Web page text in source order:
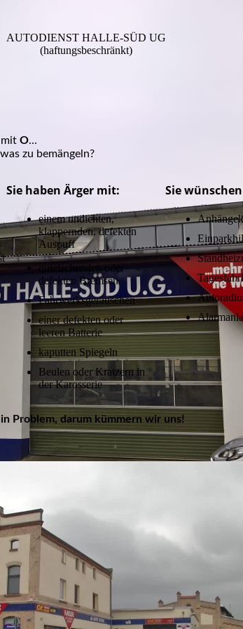
AUTODIENST HALLE-SÜD UG
(haftungsbeschränkt)
O...
zu bemängeln?
Sie haben Ärger mit: Sie
einem undichten,
klappernden, defekten
Auspuff
quietschenden oder
defekten Bremsen
Fahrwerksgeräuschen
einer defekten oder
leeren Batterie
kaputten Spiegeln
Beulen oder Kratzern in
der Karosserie
Problem, darum kümmern wir uns!